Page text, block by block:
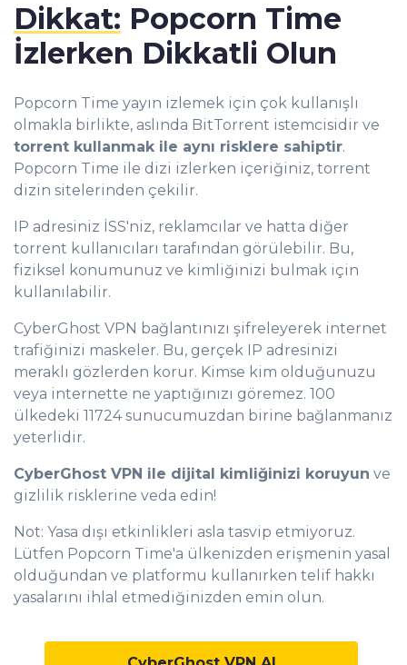
Dikkat: Popcorn Time
İzlerken Dikkatli Olun
Popcorn Time yayın izlemek için çok kullanışlı
olmakla birlikte, aslında BitTorrent istemcisidir ve
torrent kullanmak ile aynı risklere sahiptir.
Popcorn Time ile dizi izlerken içeriğiniz, torrent
dizin sitelerinden çekilir.
IP adresiniz İSS'niz, reklamcılar ve hatta diğer
torrent kullanıcıları tarafından görülebilir. Bu,
fiziksel konumunuz ve kimliğinizi bulmak için
kullanılabilir.
CyberGhost VPN bağlantınızı şifreleyerek internet
trafiğinizi maskeler. Bu, gerçek IP adresinizi
meraklı gözlerden korur. Kimse kim olduğunuzu
veya internette ne yaptığınızı göremez. 100
ülkedeki 11724 sunucumuzdan birine bağlanmanız
yeterlidir.
CyberGhost VPN ile dijital kimliğinizi koruyun ve
gizlilik risklerine veda edin!
Not: Yasa dışı etkinlikleri asla tasvip etmiyoruz.
Lütfen Popcorn Time'a ülkenizden erişmenin yasal
olduğundan ve platformu kullanırken telif hakkı
yasalarını ihlal etmediğinizden emin olun.
0
2
3
4
5
7